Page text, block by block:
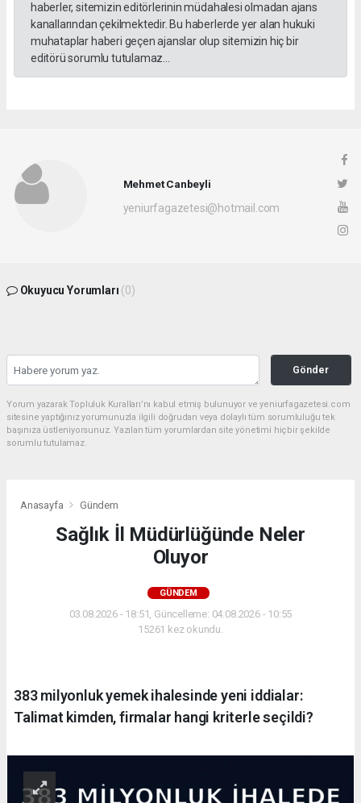
haberler, sitemizin editörlerinin müdahalesi olmadan ajans
kanallarından çekilmektedir. Bu haberlerde yer alan hukuki
muhataplar haberi geçen ajanslar olup sitemizin hiç bir
editörü sorumlu tutulamaz...
Mehmet Canbeyli
yeniurfagazetesi@hotmail.com
Okuyucu Yorumları (0)
Gönder
Yorum yazarak Topluluk Kuralları’nı kabul etmiş bulunuyor ve yeniurfagazetesi.com
sitesine yaptığınız yorumunuzla ilgili doğrudan veya dolaylı tüm sorumluluğu tek
başınıza üstleniyorsunuz. Yazılan tüm yorumlardan site yönetimi hiçbir şekilde
sorumlu tutulamaz.
Anasayfa Gündem
Sağlık İl Müdürlüğünde Neler
Oluyor
GÜNDEM
03.08.2026 - 18:51, Güncelleme: 04.08.2026 - 10:55
15261 kez okundu.
383 milyonluk yemek ihalesinde yeni iddialar:
Talimat kimden, firmalar hangi kriterle seçildi?